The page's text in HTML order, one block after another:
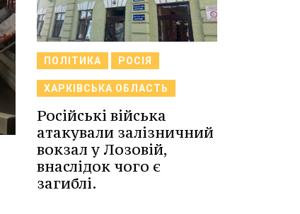
ПОЛІТИКА РОСІЯ
ХАРКІВСЬКА ОБЛАСТЬ
Російські війська
атакували залізничний
вокзал у Лозовій,
внаслідок чого є
загиблі.